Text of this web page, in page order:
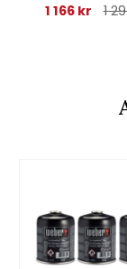
1 166 kr
1